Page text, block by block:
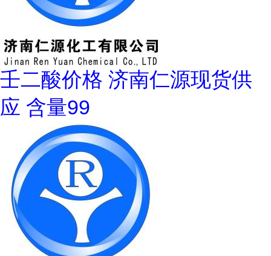
壬二酸价格 济南仁源现货供
应 含量99